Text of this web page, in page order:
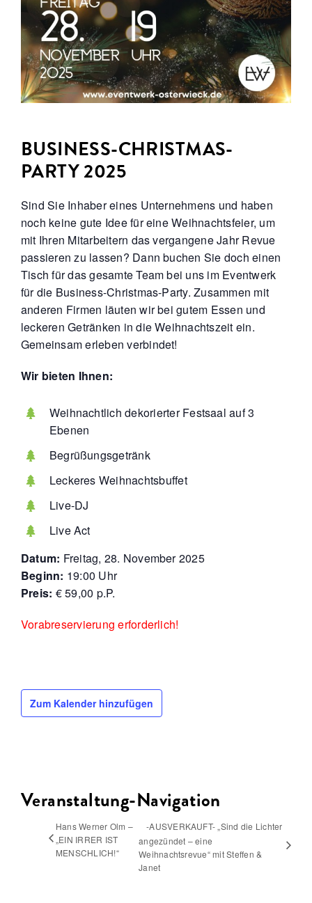
BUSINESS-CHRISTMAS-
PARTY 2025
Sind Sie Inhaber eines Unternehmens und haben
noch keine gute Idee für eine Weihnachtsfeier, um
mit Ihren Mitarbeitern das vergangene Jahr Revue
passieren zu lassen? Dann buchen Sie doch einen
Tisch für das gesamte Team bei uns im Eventwerk
für die Business-Christmas-Party. Zusammen mit
anderen Firmen läuten wir bei gutem Essen und
leckeren Getränken in die Weihnachtszeit ein.
Gemeinsam erleben verbindet!
Wir bieten Ihnen:
Weihnachtlich dekorierter Festsaal auf 3
Ebenen
Begrüßungsgetränk
Leckeres Weihnachtsbuffet
Live-DJ
Live Act
Datum: Freitag, 28. November 2025
Beginn: 19:00 Uhr
Preis: € 59,00 p.P.
Vorabreservierung erforderlich!
Zum Kalender hinzufügen
Veranstaltung-Navigation
Hans Werner Olm –
„EIN IRRER IST
MENSCHLICH!“
-AUSVERKAUFT- „Sind die Lichter
angezündet – eine
Weihnachtsrevue“ mit Steffen &
Janet